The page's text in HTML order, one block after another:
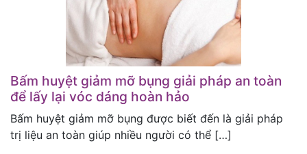
Bấm huyệt giảm mỡ bụng giải pháp an toàn
để lấy lại vóc dáng hoàn hảo
Bấm huyệt giảm mỡ bụng được biết đến là giải pháp
trị liệu an toàn giúp nhiều người có thể […]